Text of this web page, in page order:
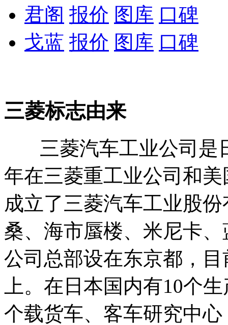
君阁 报价 图库 口碑
戈蓝 报价 图库 口碑
三菱标志由来
三菱汽车工业公司是
年在三菱重工业公司和
成立了三菱汽车工业股
桑、海市蜃楼、米尼卡
公司总部设在东京都，
上。在日本国内有10个
个载货车、客车研究中